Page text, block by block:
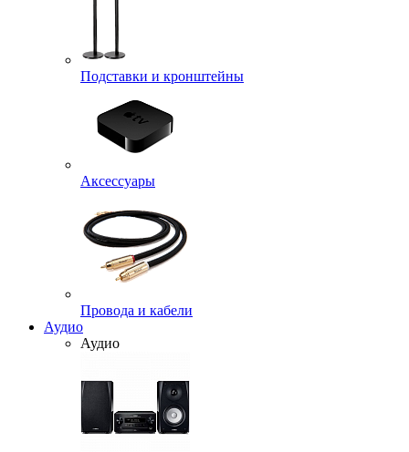
Подставки и кронштейны
Аксессуары
Провода и кабели
Аудио
Аудио